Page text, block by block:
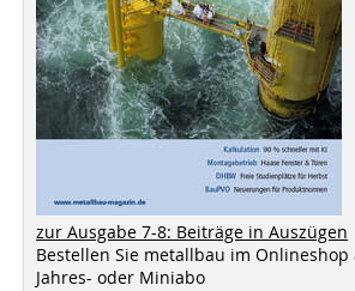
zur Ausgabe 7-8: Beiträge in Auszügen
Bestellen Sie metallbau im Onlineshop
Jahres- oder Miniabo